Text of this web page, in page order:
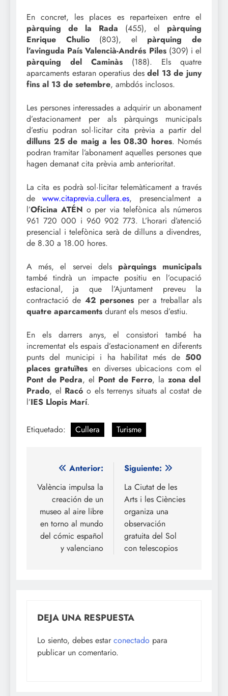
En concret, les places es reparteixen entre el
pàrquing de la Rada (455), el pàrquing
Enrique Chulio(803), el pàrquing de
l’avinguda País Valencià-Andrés Piles(309) i el
pàrquing del Caminàs (188). Els quatre
aparcaments estaran operatius desdel 13 de juny
fins al 13 de setembre, ambdós inclosos.
Les persones interessades a adquirir un abonament
d’estacionament per als pàrquings municipals
d’estiu podran sol·licitar cita prèvia a partir del
dilluns 25 de maig a les 08.30 hores. Només
podran tramitar l’abonament aquelles persones que
hagen demanat cita prèvia amb anterioritat.
La cita es podrà sol·licitar telemàticament a través
dewww.citaprevia.cullera.es, presencialment a
l’Oficina ATÉN o per via telefònica als números
961 720 000 i 960 902 773. L’horari d’atenció
presencial i telefònica serà de dilluns a divendres,
de 8.30 a 18.00 hores.
A més, el servei dels pàrquings municipals
també tindrà un impacte positiu en l’ocupació
estacional, ja que l’Ajuntament preveu la
contractació de 42 persones per a treballar als
quatre aparcaments durant els mesos d’estiu.
En els darrers anys, el consistori també ha
incrementat els espais d’estacionament en diferents
punts del municipi i ha habilitat més de 500
places gratuïtes en diverses ubicacions com el
Pont de Pedra, el Pont de Ferro, la zona del
Prado, el Racó o els terrenys situats al costat de
l’IES Llopis Marí.
Etiquetado: Cullera Turisme
Navegación
de
entradas
Anterior:
València impulsa la
creación de un
museo al aire libre
en torno al mundo
del cómic español
y valenciano
Siguiente:
La Ciutat de les
Arts i les Ciències
organiza una
observación
gratuita del Sol
con telescopios
DEJA UNA RESPUESTA
Lo siento, debes estar conectado para
publicar un comentario.